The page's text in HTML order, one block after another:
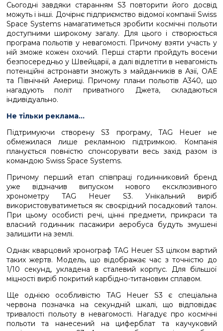
Сьогодні завдяки старанням S3 повторити його досвід
можуть і інші. Дочірнє підприємство відомої компанії Swiss
Space Systems намагатиметься зробити космічні польоти
доступними широкому загалу. Для цього і створюється
програма польотів у невагомості. Причому взяти участь у
ній зможе кожен охочий. Перші старти пройдуть восени
безпосередньо у Швейцарії, а далі відлетіти в невагомість
потенційні астронавти зможуть з майданчиків в Азії, ОАЕ
та Північній Америці. Причому плани польотів A340, що
нагадують політ приватного Джета, складаються
індивідуально.
Не тільки реклама…
Підтримуючи створену S3 програму, TAG Heuer не
обмежилася лише рекламною підтримкою. Компанія
планується повністю спонсорувати весь захід разом із
командою Swiss Space Systems.
Причому перший етап співпраці годинниковий бренд
уже відзначив випуском нового ексклюзивного
хронометру TAG Heuer S3. Унікальний виріб
використовуватиметься як своєрідний посадковий талон.
При цьому особисті речі, цінні предмети, прикраси та
власний годинник пасажири аеробуса будуть змушені
залишити на землі.
Однак кварцовий хронограф TAG Heuer S3 цілком вартий
таких жертв. Модель, що відображає час з точністю до
1/10 секунд, укладена в сталевий корпус. Для більшої
міцності виріб покритий карбідно-титановим сплавом.
Ще однією особливістю TAG Heuer S3 є спеціальна
червона позначка на секундній шкалі, що відповідає
тривалості польоту в невагомості. Нагадує про космічні
польоти та нанесений на циферблат та каучуковий